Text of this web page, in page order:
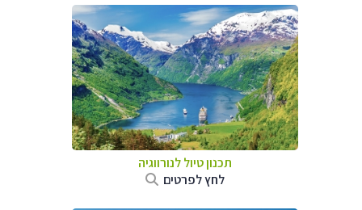
תכנון טיול לנורווגיה
לחץ לפרטים